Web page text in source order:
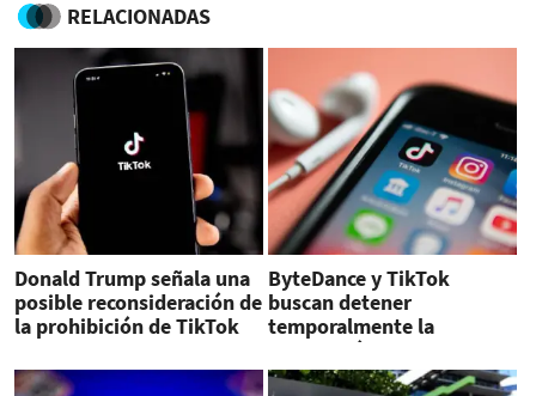
RELACIONADAS
Donald Trump señala una
posible reconsideración de
la prohibición de TikTok
ByteDance y TikTok
buscan detener
temporalmente la
prohibición de EEUU